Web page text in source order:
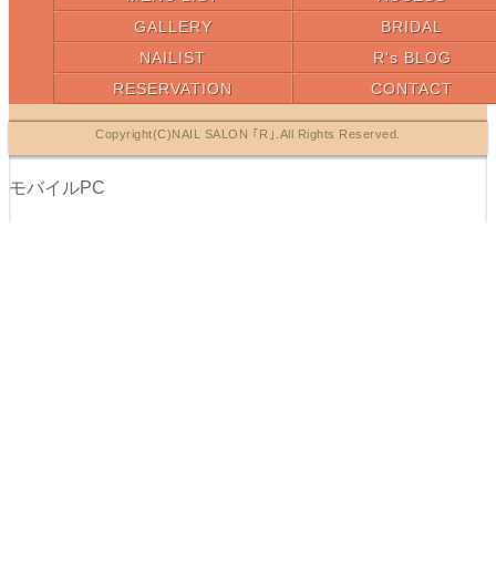
GALLERY
BRIDAL
NAILIST
R's BLOG
RESERVATION
CONTACT
Copyright(C)NAIL SALON ｢R｣.All Rights Reserved.
モバイルPC